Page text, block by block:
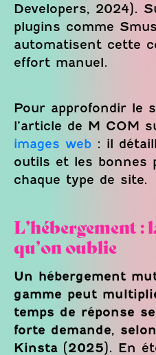
Developers, 2024).
plugins comme
automatisent cette
effort manuel.
Pour approfondir le
l’article de M COM
images web : il
outils et les bonnes
chaque type de site.
L’hébergement
qu’on oublie
Un hébergement
gamme peut
temps de réponse
forte demande,
Kinsta (2025). En